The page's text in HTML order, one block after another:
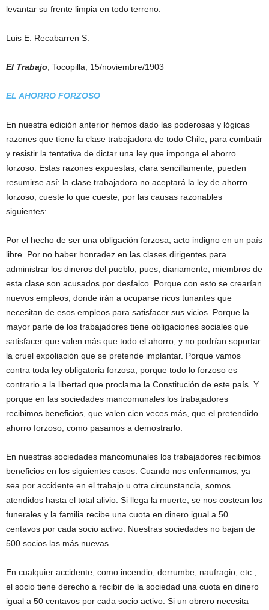
levantar su frente limpia en todo terreno.
Luis E. Recabarren S.
El Trabajo , Tocopilla, 15/noviembre/1903
EL AHORRO FORZOSO
En nuestra edición anterior hemos dado las poderosas y lógicas
razones que tiene la clase trabajadora de todo Chile, para combatir
y resistir la tentativa de dictar una ley que imponga el ahorro
forzoso. Estas razones expuestas, clara sencillamente, pueden
resumirse así: la clase trabajadora no aceptará la ley de ahorro
forzoso, cueste lo que cueste, por las causas razonables
siguientes:
Por el hecho de ser una obligación forzosa, acto indigno en un país
libre. Por no haber honradez en las clases dirigentes para
administrar los dineros del pueblo, pues, diariamente, miembros de
esta clase son acusados por desfalco. Porque con esto se crearían
nuevos empleos, donde irán a ocuparse ricos tunantes que
necesitan de esos empleos para satisfacer sus vicios. Porque la
mayor parte de los trabajadores tiene obligaciones sociales que
satisfacer que valen más que todo el ahorro, y no podrían soportar
la cruel expoliación que se pretende implantar. Porque vamos
contra toda ley obligatoria forzosa, porque todo lo forzoso es
contrario a la libertad que proclama la Constitución de este país. Y
porque en las sociedades mancomunales los trabajadores
recibimos beneficios, que valen cien veces más, que el pretendido
ahorro forzoso, como pasamos a demostrarlo.
En nuestras sociedades mancomunales los trabajadores recibimos
beneficios en los siguientes casos: Cuando nos enfermamos, ya
sea por accidente en el trabajo u otra circunstancia, somos
atendidos hasta el total alivio. Si llega la muerte, se nos costean los
funerales y la familia recibe una cuota en dinero igual a 50
centavos por cada socio activo. Nuestras sociedades no bajan de
500 socios las más nuevas.
En cualquier accidente, como incendio, derrumbe, naufragio, etc.,
el socio tiene derecho a recibir de la sociedad una cuota en dinero
igual a 50 centavos por cada socio activo. Si un obrero necesita